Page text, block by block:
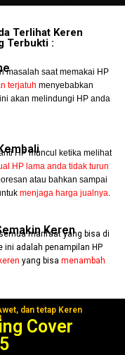
Terlihat Keren
Terbukti :
masalah saat memakai HP
terjatuh menyebabkan
akan melindungi HP anda
HP muncul ketika melihat
HP lama anda tidak turun
atau bahkan sampai
menjaga harga jualnya.
Keren
manfaat yang bisa di
adalah penampilan HP
yang bisamenambah
dan tetap Keren
Cover